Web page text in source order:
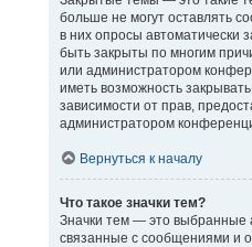
больше не могут оставлять
в них опросы автоматически
быть закрыты по многим
или администратором
иметь возможность
зависимости от прав,
администратором
Вернуться к началу
Что такое значки тем?
Значки тем — это выбранные
связанные с сообщениями и